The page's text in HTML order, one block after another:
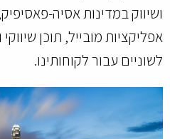
ושיווק במדינות אסיה-
אפליקציות מובייל, תוכן
לשוניים עבור לקוחותינו.